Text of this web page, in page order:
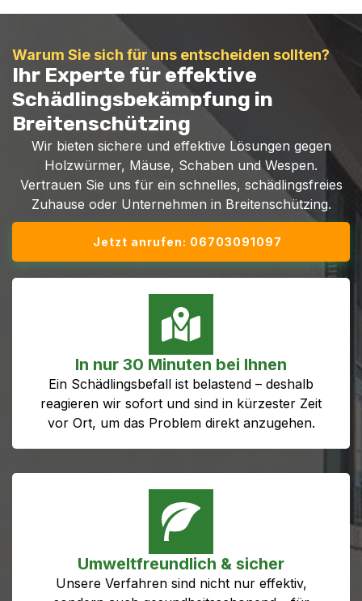
Warum Sie sich für uns entscheiden sollten?
Ihr Experte für effektive
Schädlingsbekämpfung in
Breitenschützing
Wir bieten sichere und effektive Lösungen gegen
Holzwürmer, Mäuse, Schaben und Wespen.
Vertrauen Sie uns für ein schnelles, schädlingsfreies
Zuhause oder Unternehmen in Breitenschützing.
Jetzt anrufen: 06703091097
In nur 30 Minuten bei Ihnen
Ein Schädlingsbefall ist belastend – deshalb
reagieren wir sofort und sind in kürzester Zeit
vor Ort, um das Problem direkt anzugehen.
Umweltfreundlich & sicher
Unsere Verfahren sind nicht nur effektiv,